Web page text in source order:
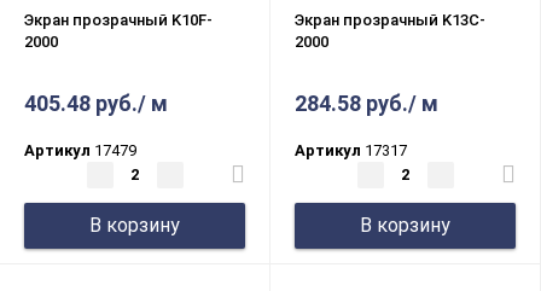
Экран прозрачный K10F-
2000
405.48 руб./ м
Артикул 17479
В корзину
Экран прозрачный K13C-
2000
284.58 руб./ м
Артикул 17317
В корзину